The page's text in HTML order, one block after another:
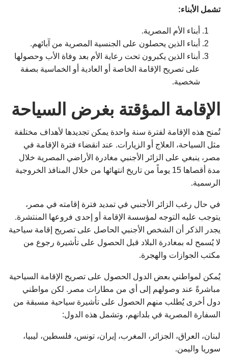
تشمل الأبناء:
أبناء الأم المصرية.
أبناء الذين يحصلون على الجنسية المصرية من آبائهم.
أبناء الذين يكبرون تحت رعاية الأم بعد وفاة الأب وحصولها
على تصريح الإقامة الخاصة أو العادية أو الخماسية بصفة
شخصية.
الإقامة المؤقتة بغرض السياحة
تُمنح هذه الإقامة لفترة سنة واحدة يمكن تجديدها لأهداف مختلفة
مثل السياحة، العلاج أو الزيارات. عند انقضاء فترة الإقامة في
مصر، ينبغي على الزائر الأجنبي مغادرة الأراضي المصرية خلال
مدة أقصاها 15 يوماً من تاريخ انتهائها من خلال المنافذ الخروجية
الرسمية.
في حال رغب الزائر الأجنبي في تمديد فترة إقامته في مصر،
يتوجب عليه التوجه لمؤسسة الإقامة أو إحدى فروعها المنتشرة.
يجدر الذكر أن الشخص الأجنبي الحاصل على تصريح إقامة سياحية
لا يُسمح له بمغادرة البلاد قبل الحصول على تأشيرة رجوع من
مكتب الجوازات والهجرة.
يُمكن لمواطني بعض الدول الحصول على تصريح الإقامة السياحية
مباشرةً عند وصولهم إلى أي من مطارات مصر. لكن مواطني
دول أخرى يُطلب منهم الحصول على تأشيرة سياحية مسبقة من
السفارة المصرية في بلدانهم، وتشمل هذه الدول:
لبنان، العراق، الجزائر، المغرب، إيران، تونس، فلسطين، ليبيا،
سوريا واليمن.